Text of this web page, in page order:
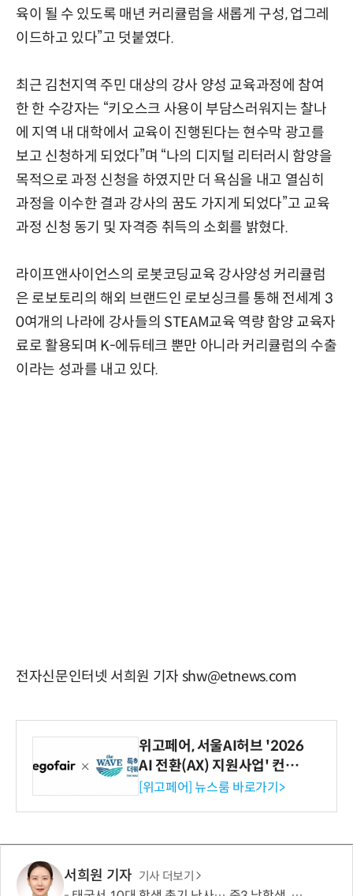
육이 될 수 있도록 매년 커리큘럼을 새롭게 구성, 업그레
이드하고 있다”고 덧붙였다.
최근 김천지역 주민 대상의 강사 양성 교육과정에 참여
한 한 수강자는 “키오스크 사용이 부담스러워지는 찰나
에 지역 내 대학에서 교육이 진행된다는 현수막 광고를
보고 신청하게 되었다”며 “나의 디지털 리터러시 함양을
목적으로 과정 신청을 하였지만 더 욕심을 내고 열심히
과정을 이수한 결과 강사의 꿈도 가지게 되었다”고 교육
과정 신청 동기 및 자격증 취득의 소회를 밝혔다.
라이프앤사이언스의 로봇코딩교육 강사양성 커리큘럼
은 로보토리의 해외 브랜드인 로보싱크를 통해 전세계 3
0여개의 나라에 강사들의 STEAM교육 역량 함양 교육자
료로 활용되며 K-에듀테크 뿐만 아니라 커리큘럼의 수출
이라는 성과를 내고 있다.
전자신문인터넷 서희원 기자 shw@etnews.com
위고페어, 서울AI허브 '2026
AI 전환(AX) 지원사업' 컨소
시엄 선정
[위고페어] 뉴스룸 바로가기>
서희원 기자 기사 더보기